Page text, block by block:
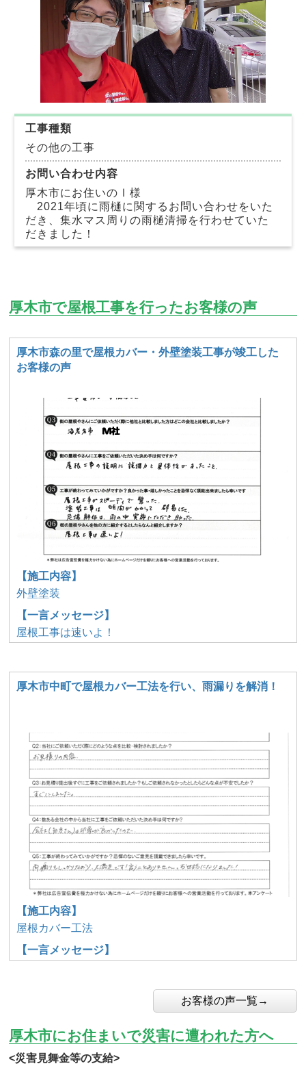
工事種類
その他の工事
お問い合わせ内容
厚木市にお住いのⅠ様
2021年頃に雨樋に関するお問い合わせをいた
だき、集水マス周りの雨樋清掃を行わせていた
だきました！
厚木市で屋根工事を行ったお客様の声
厚木市森の里で屋根カバー・外壁塗装工事が竣工した
お客様の声
【施工内容】
外壁塗装
【一言メッセージ】
屋根工事は速いよ！
厚木市中町で屋根カバー工法を行い、雨漏りを解消！
【施工内容】
屋根カバー工法
【一言メッセージ】
お客様の声一覧→
厚木市にお住まいで災害に遭われた方へ
<災害見舞金等の支給>